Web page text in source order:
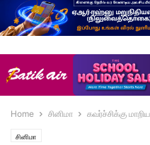
Home சினிமா கவர்ச்சிக்கு
சினிமா